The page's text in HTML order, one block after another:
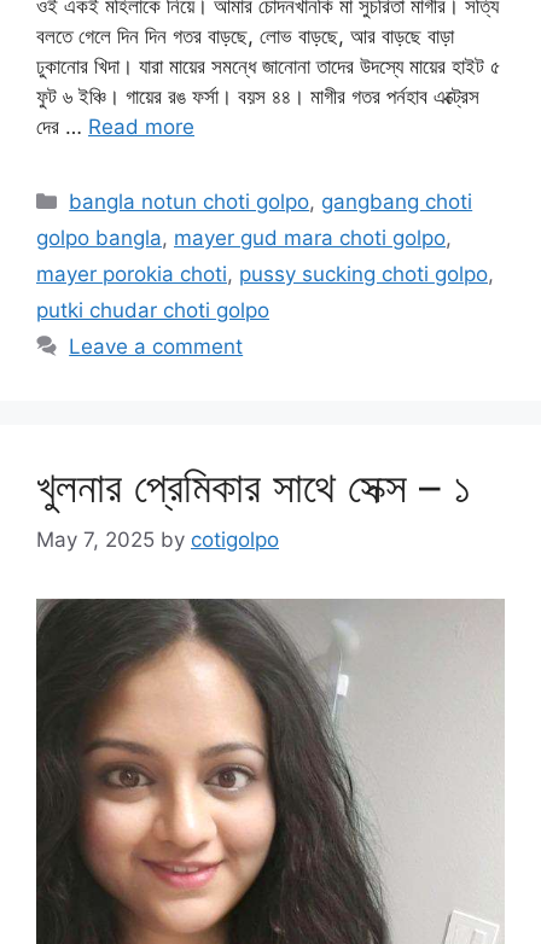
ওই একই মহিলাকে নিয়ে। আমার চোদনখানকি মা সুচরিতা মাগীর। সত্যি
বলতে গেলে দিন দিন গতর বাড়ছে, লোভ বাড়ছে, আর বাড়ছে বাড়া
ঢুকানোর খিদা। যারা মায়ের সমন্ধে জানোনা তাদের উদস্যে মায়ের হাইট ৫
ফুট ৬ ইঞ্চি। গায়ের রঙ ফর্সা। বয়স ৪৪। মাগীর গতর পর্নহাব এক্ট্রেস
দের … Read more
Categories
bangla notun choti golpo, gangbang choti
golpo bangla, mayer gud mara choti golpo,
mayer porokia choti, pussy sucking choti golpo,
putki chudar choti golpo
Leave a comment
খুলনার প্রেমিকার সাথে সেক্স – ১
May 7, 2025 by cotigolpo